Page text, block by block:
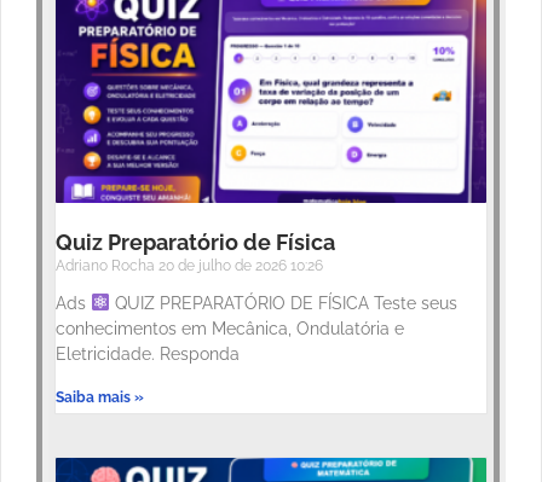
Quiz Preparatório de Física
Adriano Rocha 20 de julho de 2026 10:26
Ads
QUIZ PREPARATÓRIO DE FÍSICA Teste seus
conhecimentos em Mecânica, Ondulatória e
Eletricidade. Responda
Saiba mais »